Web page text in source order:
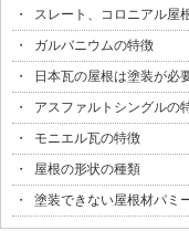
スレート、コロニアル屋
ガルバニウムの特徴
日本瓦の屋根は塗装が必
アスファルトシングルの
モニエル瓦の特徴
屋根の形状の種類
塗装できない屋根材パミ